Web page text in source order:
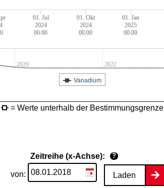
01. Jul
2024
00:00
01. Okt
2024
00:00
01. Jan
2025
00:00
2020 2022
Vanadium
= Werte unterhalb der Bestimmungsgrenze
Zeitreihe (x-Achse): ?
von: Laden